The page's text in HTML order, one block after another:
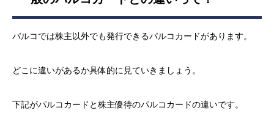
パルコでは株主以外でも発行できるパルコカードがあります。
どこに違いがあるか具体的に見ていきましょう。
下記がパルコカードと株主優待のパルコカードの違いです。